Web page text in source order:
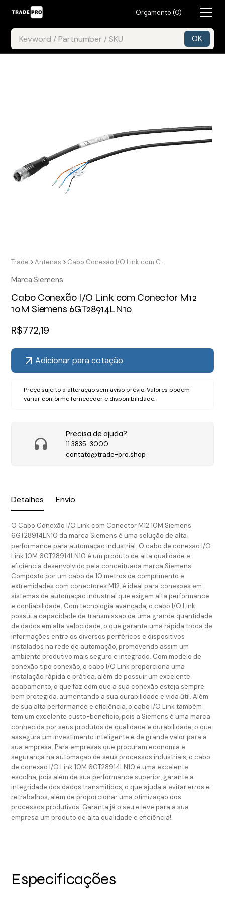
Orçamento (0)
Detalhes Envio
O Cabo Conexão I/O Link com Conector M12 10M Siemens
6GT28914LN10 da marca Siemens é uma solução de alta
performance para automação industrial. O cabo de conexão I/O
Link 10M 6GT28914LN10 é um produto de alta qualidade e
eficiência desenvolvido pela conceituada marca Siemens.
Composto por um cabo de 10 metros de comprimento e
extremidades com conectores M12, é ideal para conexões em
sistemas de automação industrial que exigem alta performance
e confiabilidade. Com tecnologia avançada, o cabo I/O Link
possui a capacidade de transmissão de uma grande quantidade
de dados em alta velocidade, o que garante uma rápida troca de
informações entre os diversos periféricos e dispositivos
instalados na rede de automação, promovendo assim um
ambiente produtivo mais seguro e integrado. Com modelo de
conexão tipo conexão, o cabo I/O Link proporciona uma
instalação rápida e prática, além de possuir um excelente
acabamento, o que faz com que a sua conexão esteja sempre
bem protegida, aumentando a sua durabilidade e vida útil. Além
de sua alta performance e eficiência, o cabo I/O Link também
tem um excelente custo-benefício, pois a Siemens é uma marca
conhecida por seus produtos de qualidade e durabilidade, o que
assegura um investimento inteligente e de grande valor para a
sua empresa. Para empresas que procuram economia e
segurança na automação de seus processos industriais, o cabo
de conexão I/O Link 10M 6GT28914LN10 é uma excelente
escolha, pois além de sua performance superior, garante a
integridade dos dados transmitidos, o que ajuda a evitar erros e
retrabalhos, além de proporcionar uma otimização dos
processos produtivos. Garanta já o seu e leve para a sua
empresa um produto de alta qualidade e eficiência!.
Trade Antenas Cabo Conexão I/O Link com Conector M12 10M Siemens 6GT28914LN10
Marca:Siemens
Cabo Conexão I/O Link com Conector M12
10M Siemens 6GT28914LN10
R$772,19
Adicionar para cotação
Preço sujeito a alteração sem aviso prévio. Valores podem
variar conforme fornecedor e disponibilidade.
Precisa de ajuda?
11 3835-3000
contato@trade-pro.shop
Especificações